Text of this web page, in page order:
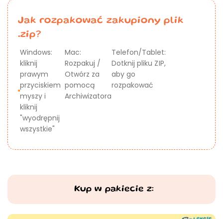
Jak rozpakować zakupiony plik
.zip?
Windows:
kliknij
prawym
przyciskiem
myszy i
kliknij
"wyodrępnij
wszystkie"
Mac:
Rozpakuj /
Otwórz za
pomocą
Archiwizatora
Telefon/Tablet:
Dotknij pliku ZIP,
aby go
rozpakować
Kup w pakiecie z: